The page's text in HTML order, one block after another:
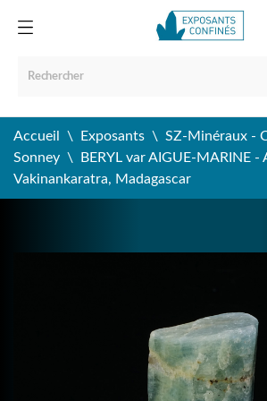
Accueil Exposants
SZ-Minéraux -
Sonney
BERYL var AIGUE-MARINE -
Vakinankaratra, Madagascar